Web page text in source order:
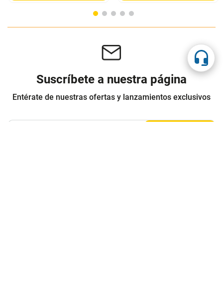
Suscríbete a nuestra página
Entérate de nuestras ofertas y lanzamientos exclusivos